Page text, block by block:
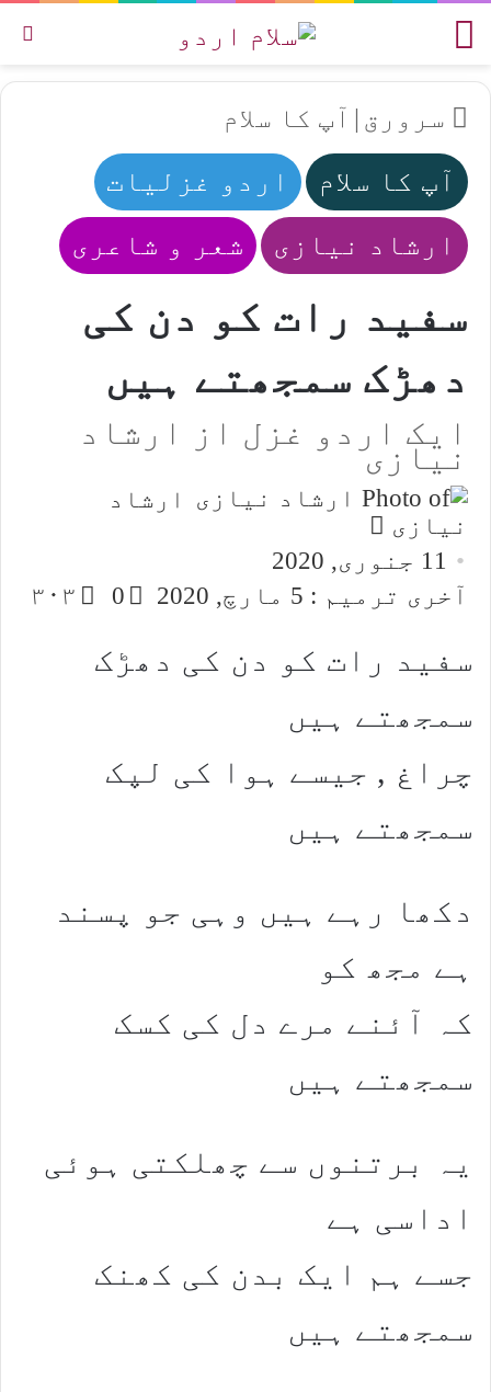
سرورق | آپ کا سلام
آپ کا سلام
اردو غزلیات
ارشاد نیازی
شعر و شاعری
سفید رات کو دن کی
دھڑک سمجھتے ہیں
ایک اردو غزل از ارشاد
نیازی
ارشاد
نیازی
email
11 جنوری, 2020
آخری ترمیم : 5 مارچ, 2020
0 ۳۰۳
سفید رات کو دن کی دھڑک
سمجھتے ہیں
چراغ , جیسے ہوا کی لپک
سمجھتے ہیں
دکھا رہے ہیں وہی جو پسند
ہے مجھ کو
کہ آئنے مرے دل کی کسک
سمجھتے ہیں
یہ برتنوں سے چھلکتی ہوئی
اداسی ہے
جسے ہم ایک بدن کی کھنک
سمجھتے ہیں